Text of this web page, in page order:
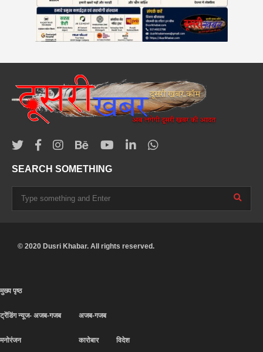
SEARCH SOMETHING
© 2020 Dusri Khabar. All rights reserved.
मुख्य पृष्ठ
ट्रेंडिंग न्यूज- अजब-गजब
मनोरंजन
अजब-गजब
कारोबार विदेश